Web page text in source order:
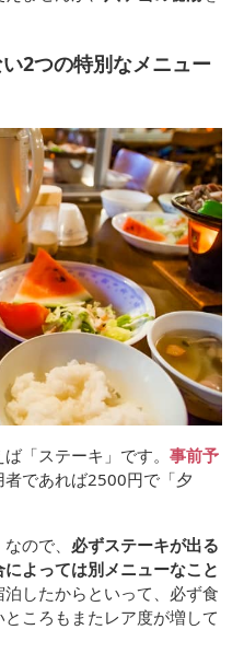
2つの特別なメニュー
「ステーキ」です。 事前予
であれば2500円で「夕
ので、 必ずステーキが出る
よっては別メニューなこと
したからといって、必ず食
ころもまたレア度が増して